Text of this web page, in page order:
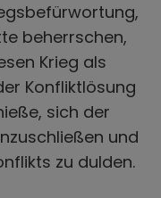
beherrschen,
Krieg als
Konfliktlösung
sich der
und
zu dulden.